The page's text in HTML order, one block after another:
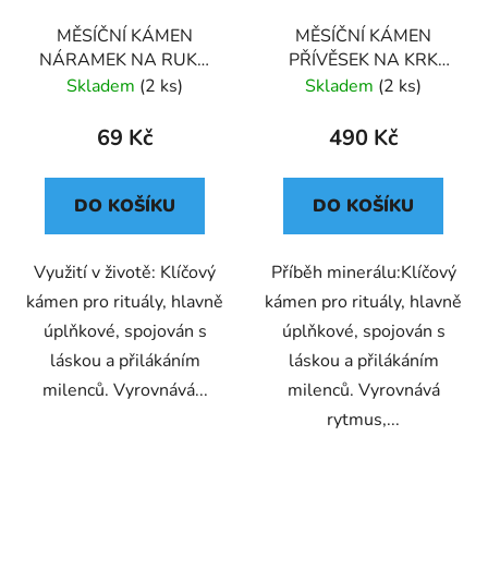
MĚSÍČNÍ KÁMEN
NÁRAMEK NA RUKU
KLASICKÝ (UNISEX)
Skladem (2 ks)
69 Kč
DO KOŠÍKU
Využití v životě: Klíčový
kámen pro rituály, hlavně
úplňkové, spojován s
láskou a přilákáním
milenců. Vyrovnává...
MĚSÍČNÍ KÁMEN
PŘÍVĚSEK NA KRK
(925) STŘÍBRNÝ
Skladem (2 ks)
490 Kč
DO KOŠÍKU
Příběh minerálu:Klíčový
kámen pro rituály, hlavně
úplňkové, spojován s
láskou a přilákáním
milenců. Vyrovnává
rytmus,...